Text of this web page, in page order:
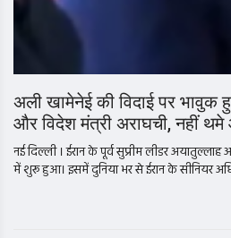
अली खामेनेई की विदाई पर भावुक
और विदेश मंत्री अराघची, नहीं
नई दिल्ली । ईरान के पूर्व सुप्रीम लीडर
में शुरू हुआ। इसमें दुनिया भर से ईरान के सीनियर